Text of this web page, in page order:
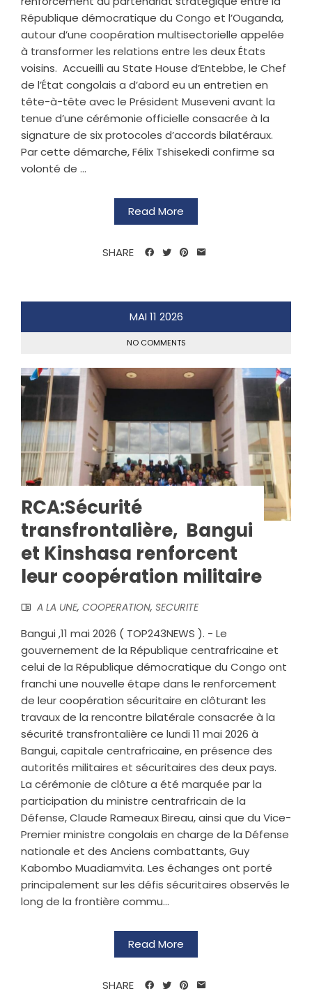
République démocratique du Congo et l’Ouganda,
autour d’une coopération multisectorielle appelée
à transformer les relations entre les deux États
voisins. ‎ ‎Accueilli au State House d’Entebbe, le Chef
de l’État congolais a d’abord eu un entretien en
tête-à-tête avec le Président Museveni avant la
tenue d’une cérémonie officielle consacrée à la
signature de six protocoles d’accords bilatéraux.
Par cette démarche, Félix Tshisekedi confirme sa
volonté de ...
Read More
SHARE
MAI 11 2026
NO COMMENTS
RCA:Sécurité
transfrontalière, Bangui
et Kinshasa renforcent
leur coopération militaire
A LA UNE, COOPERATION, SECURITE
Bangui ,11 mai 2026 ( TOP243NEWS ). - ‎Le
gouvernement de la République centrafricaine et
celui de la République démocratique du Congo ont
franchi une nouvelle étape dans le renforcement
de leur coopération sécuritaire en clôturant les
travaux de la rencontre bilatérale consacrée à la
sécurité transfrontalière ce lundi 11 mai 2026 à
Bangui, capitale centrafricaine, en présence des
autorités militaires et sécuritaires des deux pays. ‎
‎La cérémonie de clôture a été marquée par la
participation du ministre centrafricain de la
Défense, Claude Rameaux Bireau, ainsi que du Vice-
Premier ministre congolais en charge de la Défense
nationale et des Anciens combattants, Guy
Kabombo Muadiamvita. Les échanges ont porté
principalement sur les défis sécuritaires observés le
long de la frontière commu...
Read More
SHARE